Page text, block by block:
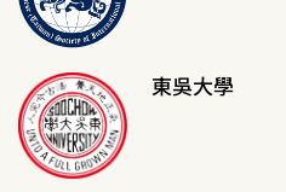
東吳大學